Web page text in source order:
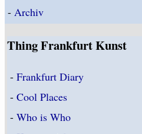
- Archiv
Thing Frankfurt Kunst
-Frankfurt Diary
-Cool Places
-Who is Who